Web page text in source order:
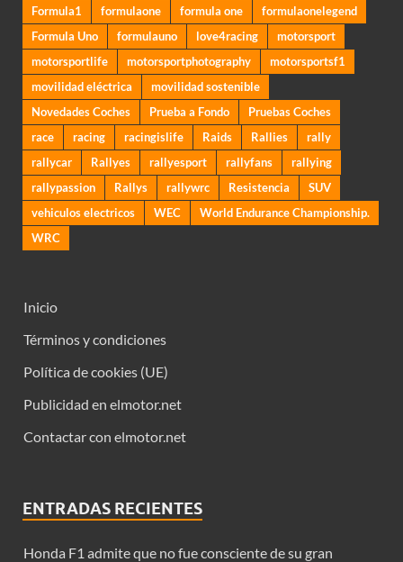
Formula1
formulaone formula one
formulaonelegend
Formula Uno
formulauno love4racing
motorsport
motorsportlife
motorsportphotography
motorsportsf1
movilidad eléctrica
movilidad sostenible
Novedades Coches
Prueba a Fondo
Pruebas Coches
race
racing racingislife Raids Rallies
rally
rallycar
Rallyes rallyesport rallyfans
rallying
rallypassion
Rallys rallywrc Resistencia
SUV
vehiculos electricos
WEC
World Endurance Championship.
WRC
Inicio
Términos y condiciones
Política de cookies (UE)
Publicidad en elmotor.net
Contactar con elmotor.net
ENTRADAS RECIENTES
Honda F1 admite que no fue consciente de su gran